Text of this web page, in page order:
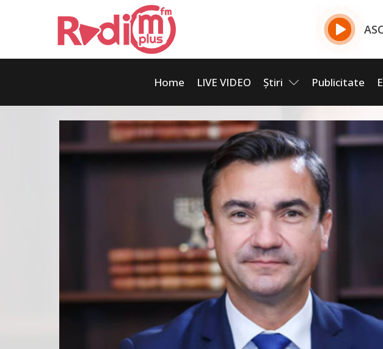
Home LIVE VIDEO Știri Publicitate